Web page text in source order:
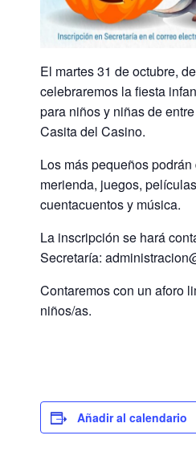
El martes 31 de octubre,
celebraremos la fiesta
para niños y niñas de
Casita del Casino.
Los más pequeños
merienda, juegos,
cuentacuentos y música.
La inscripción se hará
Secretaría:
Contaremos con un aforo
niños/as.
Añadir al calendario